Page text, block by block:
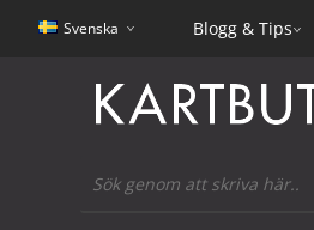
Svenska Blogg & Tips